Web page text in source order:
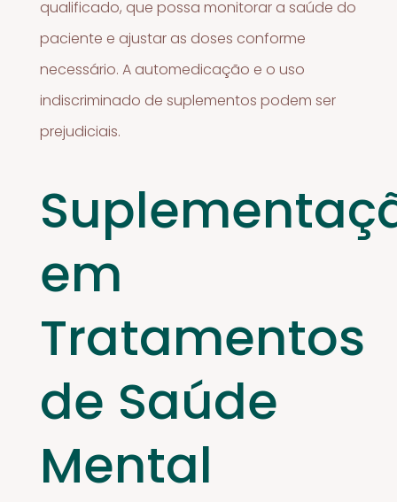
qualificado, que possa monitorar a saúde do
paciente e ajustar as doses conforme
necessário. A automedicação e o uso
indiscriminado de suplementos podem ser
prejudiciais.
em
Tratamentos
de Saúde
Mental